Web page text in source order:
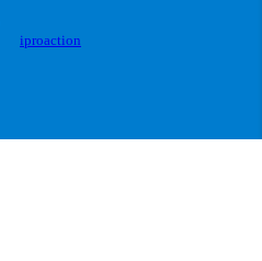
iproaction